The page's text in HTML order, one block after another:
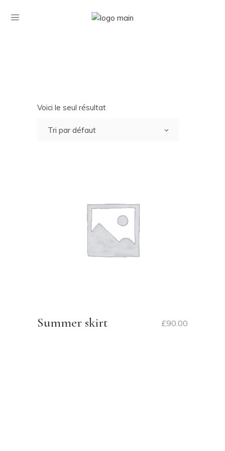
Voici le seul résultat
Tri par défaut
Summer skirt £90.00